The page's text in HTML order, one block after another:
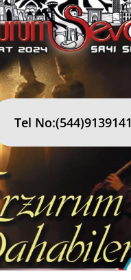
Tel No:(544)9139141